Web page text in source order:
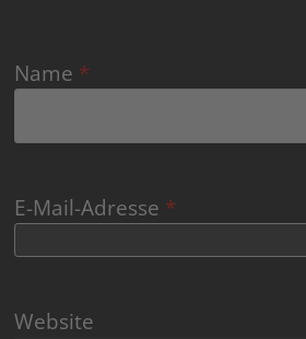
Name *
E-Mail-Adresse *
Website